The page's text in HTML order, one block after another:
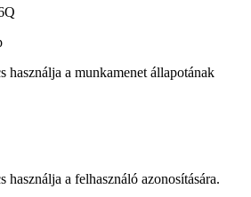
használja a munkamenet állapotának
a felhasználó azonosítására.